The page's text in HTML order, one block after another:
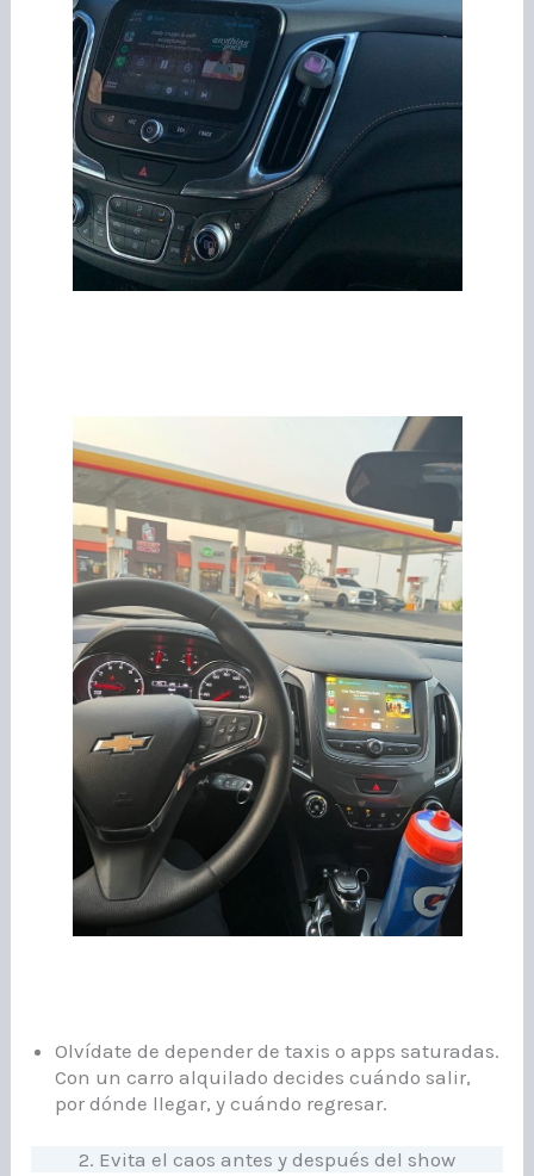
Olvídate de depender de taxis o apps saturadas.
Con un carro alquilado decides cuándo salir,
por dónde llegar, y cuándo regresar.
2. Evita el caos antes y después del show